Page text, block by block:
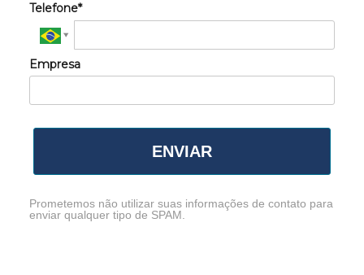
Telefone*
Empresa
ENVIAR
Prometemos não utilizar suas informações de contato para
enviar qualquer tipo de SPAM.